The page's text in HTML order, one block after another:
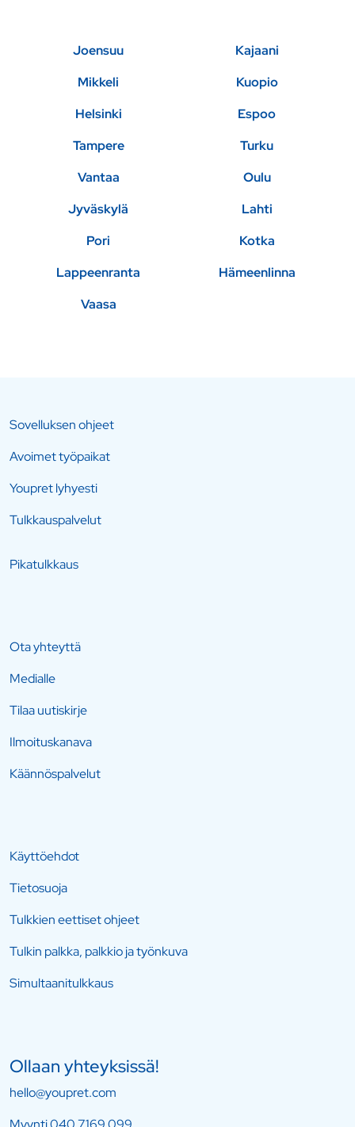
Joensuu
Kajaani
Mikkeli
Kuopio
Helsinki
Espoo
Tampere
Turku
Vantaa
Oulu
Jyväskylä
Lahti
Pori
Kotka
Lappeenranta
Hämeenlinna
Vaasa
Sovelluksen ohjeet
Avoimet työpaikat
Youpret lyhyesti
Tulkkauspalvelut
Pikatulkkaus
Ota yhteyttä
Medialle
Tilaa uutiskirje
Ilmoituskanava
Käännöspalvelut
Käyttöehdot
Tietosuoja
Tulkkien eettiset ohjeet
Tulkin palkka, palkkio ja työnkuva
Simultaanitulkkaus
Ollaan yhteyksissä!
hello@youpret.com